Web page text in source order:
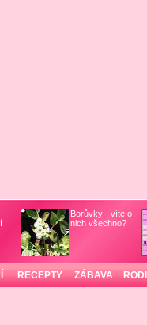
Borůvky - víte o
nich všechno?
RECEPTY ZÁBAVA